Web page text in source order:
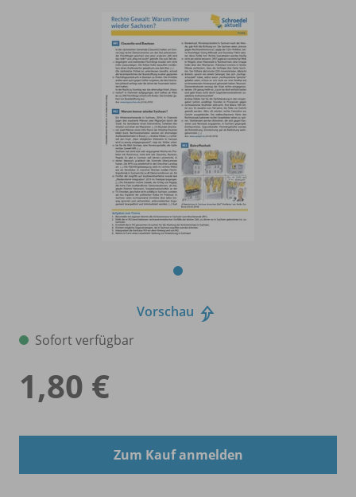
Vorschau
Sofort verfügbar
1,80 €
Zum Kauf anmelden